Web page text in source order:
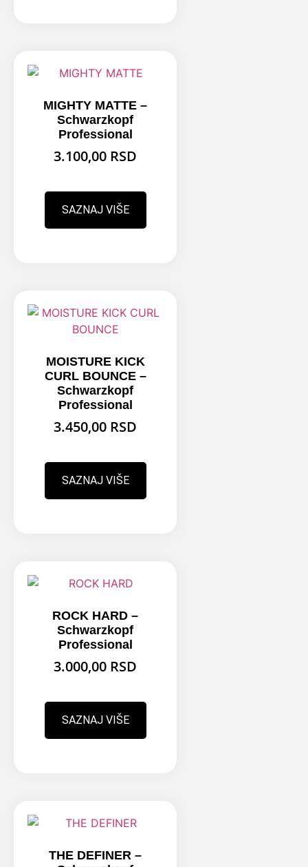
MIGHTY MATTE –
Schwarzkopf
Professional
3.100,00 RSD
SAZNAJ VIŠE
MOISTURE KICK
CURL BOUNCE –
Schwarzkopf
Professional
3.450,00 RSD
SAZNAJ VIŠE
ROCK HARD –
Schwarzkopf
Professional
3.000,00 RSD
SAZNAJ VIŠE
THE DEFINER –